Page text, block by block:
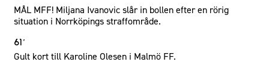
MÅL MFF! Miljana Ivanovic slår in bollen efter en rörig
situation i Norrköpings straffområde.
61´
Gult kort till Karoline Olesen i Malmö FF.